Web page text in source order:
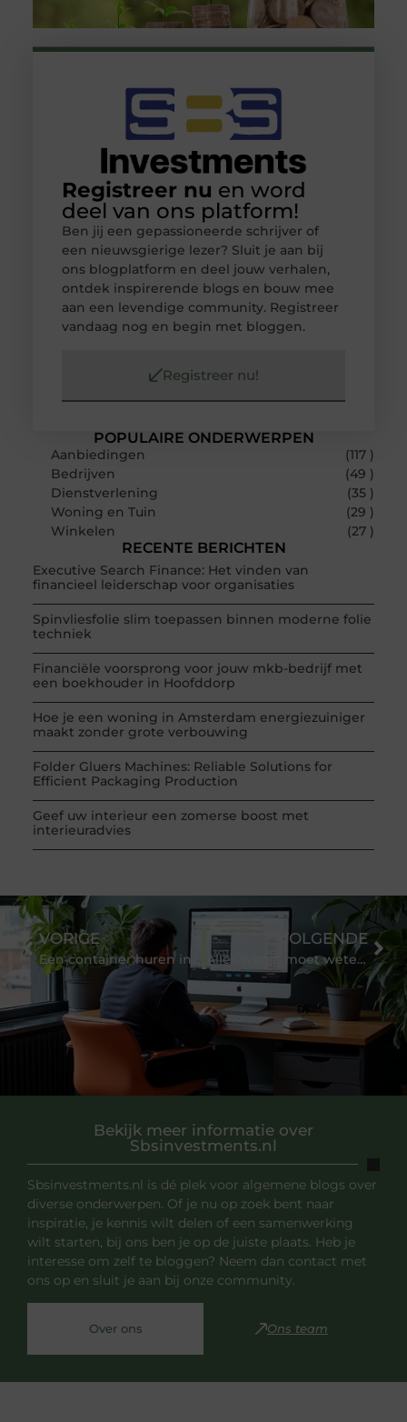
POPULAIRE ONDERWERPEN
Aanbiedingen
(117 )
Bedrijven
(49 )
Dienstverlening
(35 )
Woning en Tuin
(29 )
Winkelen
(27 )
RECENTE BERICHTEN
Executive Search Finance: Het vinden van
financieel leiderschap voor organisaties
Spinvliesfolie slim toepassen binnen moderne folie
techniek
Financiële voorsprong voor jouw mkb-bedrijf met
een boekhouder in Hoofddorp
Hoe je een woning in Amsterdam energiezuiniger
maakt zonder grote verbouwing
Folder Gluers Machines: Reliable Solutions for
Efficient Packaging Production
Geef uw interieur een zomerse boost met
interieuradvies
Registreer nu en word
deel van ons platform!
Ben jij een gepassioneerde schrijver of
een nieuwsgierige lezer? Sluit je aan bij
ons blogplatform en deel jouw verhalen,
ontdek inspirerende blogs en bouw mee
aan een levendige community. Registreer
vandaag nog en begin met bloggen.
Registreer nu!
Bekijk meer informatie over
Sbsinvestments.nl
Sbsinvestments.nl is dé plek voor algemene blogs over
diverse onderwerpen. Of je nu op zoek bent naar
inspiratie, je kennis wilt delen of een samenwerking
wilt starten, bij ons ben je op de juiste plaats. Heb je
interesse om zelf te bloggen? Neem dan contact met
ons op en sluit je aan bij onze community.
Over ons Ons team
VORIGE VOLGENDE
Alles wat je moet weten over Click-Through Rate (CTR)